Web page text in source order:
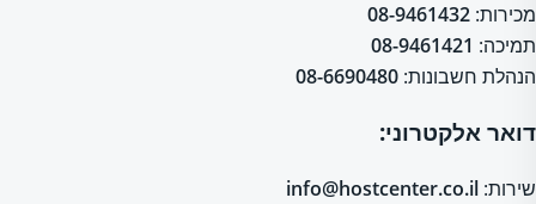
מכירות: 08-9461432
תמיכה: 08-9461421
הנהלת חשבונות: 08-6690480
דואר אלקטרוני:
שירות: info@hostcenter.co.il